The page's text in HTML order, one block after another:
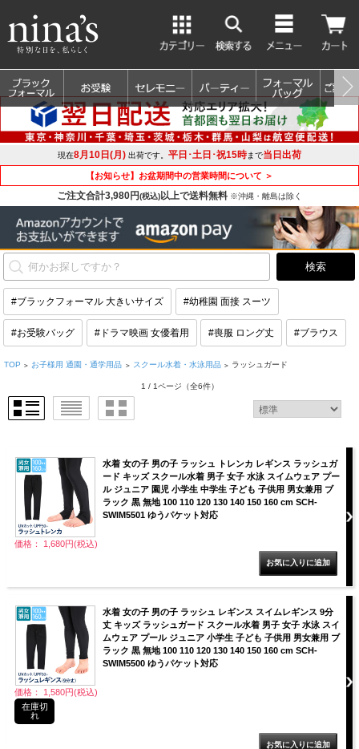
現在8月10日(月) 出荷です。 平日･土日･祝15時まで当日出荷
【お知らせ】お盆期間中の営業時間について ＞
ご注文合計3,980円(税込)以上で送料無料 ※沖縄・離島は除く
#ブラックフォーマル 大きいサイズ #幼稚園 面接 スーツ
#お受験バッグ #ドラマ映画 女優着用 #喪服 ロング丈 #ブラウス
TOP > お子様用 通園・通学用品 > スクール水着・水泳用品 > ラッシュガード
1 / 1ページ （全6件）
水着 女の子 男の子 ラッシュ トレンカ レギンス ラッシュガ
ード キッズ スクール水着 男子 女子 水泳 スイムウェア プー
ル ジュニア 園児 小学生 中学生 子ども 子供用 男女兼用 ブ
ラック 黒 無地 100 110 120 130 140 150 160 cm SCH-
SWIM5501 ゆうパケット対応
価格： 1,680円(税込)
水着 女の子 男の子 ラッシュ レギンス スイムレギンス 9分
丈 キッズ ラッシュガード スクール水着 男子 女子 水泳 スイ
ムウェア プール ジュニア 小学生 子ども 子供用 男女兼用 ブ
ラック 黒 無地 100 110 120 130 140 150 160 cm SCH-
SWIM5500 ゆうパケット対応
価格： 1,580円(税込)
在庫切
れ